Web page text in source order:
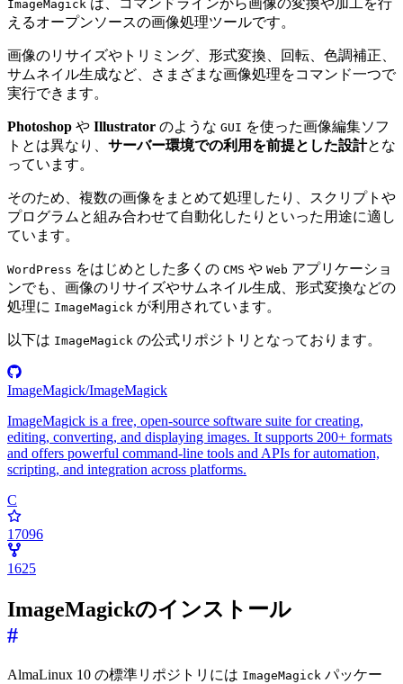
ImageMagick は、コマンドラインから画像の変換や加工を行
えるオープンソースの画像処理ツールです。
画像のリサイズやトリミング、形式変換、回転、色調補正、
サムネイル生成など、さまざまな画像処理をコマンド一つで
実行できます。
Photoshop や Illustrator のような GUI を使った画像編集ソフ
トとは異なり、 サーバー環境での利用を前提とした設計とな
っています。
そのため、複数の画像をまとめて処理したり、スクリプトや
プログラムと組み合わせて自動化したりといった用途に適し
ています。
WordPress をはじめとした多くの CMS や Web アプリケーショ
ンでも、画像のリサイズやサムネイル生成、形式変換などの
処理に ImageMagick が利用されています。
以下は ImageMagick の公式リポジトリとなっております。
ImageMagick/ImageMagick
ImageMagick is a free, open-source software suite for creating,
editing, converting, and displaying images. It supports 200+ formats
and offers powerful command-line tools and APIs for automation,
scripting, and integration across platforms.
C
17096
1625
ImageMagickのインストール
#
AlmaLinux 10 の標準リポジトリには ImageMagick パッケー